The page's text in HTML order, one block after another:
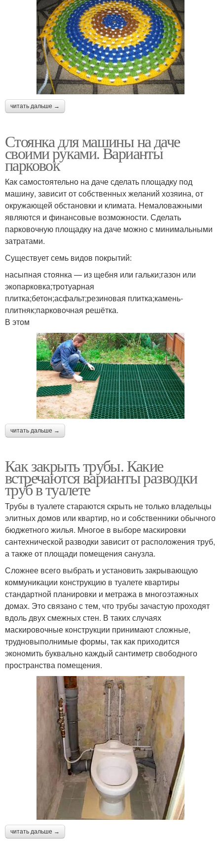
читать дальше →
Стоянка для машины на даче
своими руками. Варианты
парковок
Как самостоятельно на даче сделать площадку под
машину, зависит от собственных желаний хозяина, от
окружающей обстановки и климата. Немаловажными
являются и финансовые возможности. Сделать
парковочную площадку на даче можно с минимальными
затратами.
Существует семь видов покрытий:
насыпная стоянка — из щебня или гальки;газон или
экопарковка;тротуарная
плитка;бетон;асфальт;резиновая плитка;камень-
плитняк;парковочная решётка.
В этом
читать дальше →
Как закрыть трубы. Какие
встречаются варианты разводки
труб в туалете
Трубы в туалете стараются скрыть не только владельцы
элитных домов или квартир, но и собственники обычного
бюджетного жилья. Многое в выборе маскировки
сантехнической разводки зависит от расположения труб,
а также от площади помещения санузла.
Сложнее всего выбрать и установить закрывающую
коммуникации конструкцию в туалете квартиры
стандартной планировки и метража в многоэтажных
домах. Это связано с тем, что трубы зачастую проходят
вдоль двух смежных стен. В таких случаях
маскировочные конструкции принимают сложные,
трудновыполнимые формы, так как приходится
экономить буквально каждый сантиметр свободного
пространства помещения.
читать дальше →